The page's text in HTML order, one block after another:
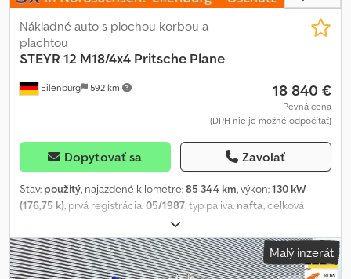
Eilenburg 592 km
Nákladné auto s plochou korbou a
plachtou
STEYR 12 M18/4x4 Pritsche Plane
18 840 €
Pevná cena
(DPH nie je možné odpočítať)
Dopytovať sa Zavolať
Stav: použitý, najazdené kilometre:85 344 km, výkon:130 kW
(176,75 k) , prvá registrácia:05/1987 , typ paliva: nafta , celková
, konfigurácia náprav:
hnedá, typ prevodu:mechanický, Výbava:pohon všetkých kolies,
Chyby a predaj počas predaja vyhradené! Interné číslo: 1102.
2MY3072 ---- VÝBAVA Plachta Skriňová nadstavba Pohon všetkých
Malý inzerát